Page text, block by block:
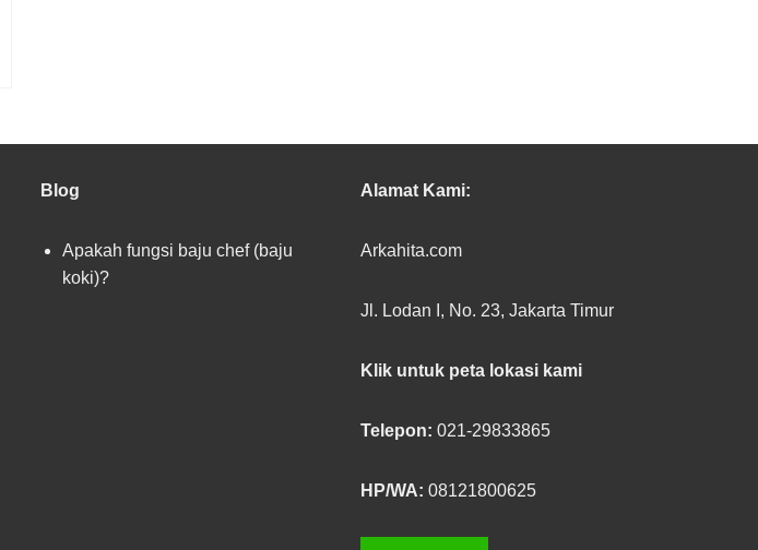
Blog
Apakah fungsi baju chef (baju
koki)?
Alamat Kami:
Arkahita.com
Jl. Lodan I, No. 23, Jakarta Timur
Klik untuk peta lokasi kami
Telepon: 021-29833865
HP/WA: 08121800625